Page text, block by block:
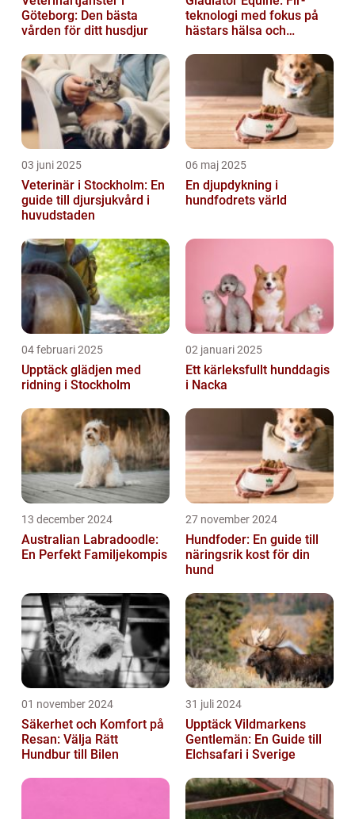
Göteborg: Den bästa
vården för ditt husdjur
teknologi med fokus på
hästars hälsa och
03 juni 2025
Veterinär i Stockholm: En
guide till djursjukvård i
huvudstaden
06 maj 2025
En djupdykning i
hundfodrets värld
04 februari 2025
Upptäck glädjen med
ridning i Stockholm
02 januari 2025
Ett kärleksfullt hunddagis
i Nacka
13 december 2024
Australian Labradoodle:
En Perfekt Familjekompis
27 november 2024
Hundfoder: En guide till
näringsrik kost för din
hund
01 november 2024
Säkerhet och Komfort på
Resan: Välja Rätt
Hundbur till Bilen
31 juli 2024
Upptäck Vildmarkens
Gentlemän: En Guide till
Elchsafari i Sverige